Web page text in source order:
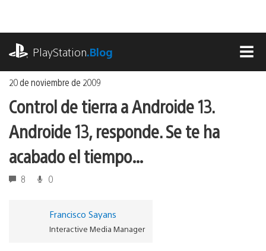
contenido
PlayStation.Blog
20 de noviembre de 2009
Control de tierra a Androide 13.
Androide 13, responde. Se te ha
acabado el tiempo…
8 0
Francisco Sayans
Interactive Media Manager